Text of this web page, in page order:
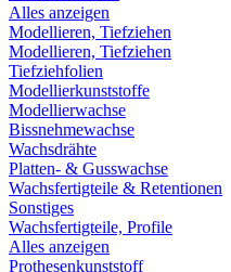
Alles anzeigen
Modellieren, Tiefziehen
Modellieren, Tiefziehen
Tiefziehfolien
Modellierkunststoffe
Modellierwachse
Bissnehmewachse
Wachsdrähte
Platten- & Gusswachse
Wachsfertigteile & Retentionen
Sonstiges
Wachsfertigteile, Profile
Alles anzeigen
Prothesenkunststoff